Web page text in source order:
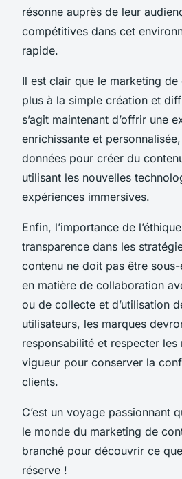
résonne auprès de leur
compétitives dans cet
rapide.
Il est clair que le marketing
plus à la simple création et
s’agit maintenant d’offrir une
enrichissante et
données pour créer du
utilisant les nouvelles
expériences immersives.
Enfin, l’importance de
transparence dans les
contenu ne doit pas être
en matière de collaboration
ou de collecte et d’utilisation
utilisateurs, les marques
responsabilité et respecter les
vigueur pour conserver la
clients.
C’est un voyage passionnant
le monde du marketing de
branché pour découvrir ce
réserve !